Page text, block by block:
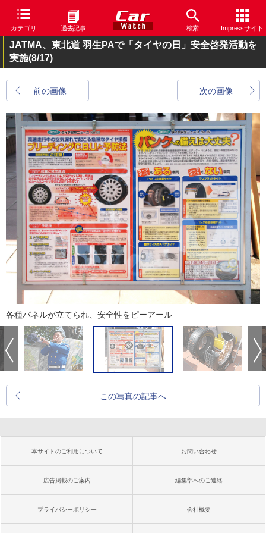
カテゴリ 過去記事 検索 Impressサイト
JATMA、東北道 羽生PAで「タイヤの日」安全啓発活動を
実施(8/17)
前の画像 次の画像
各種パネルが立てられ、安全性をピーアール
この写真の記事へ
本サイトのご利用について お問い合わせ
広告掲載のご案内 編集部へのご連絡
プライバシーポリシー 会社概要